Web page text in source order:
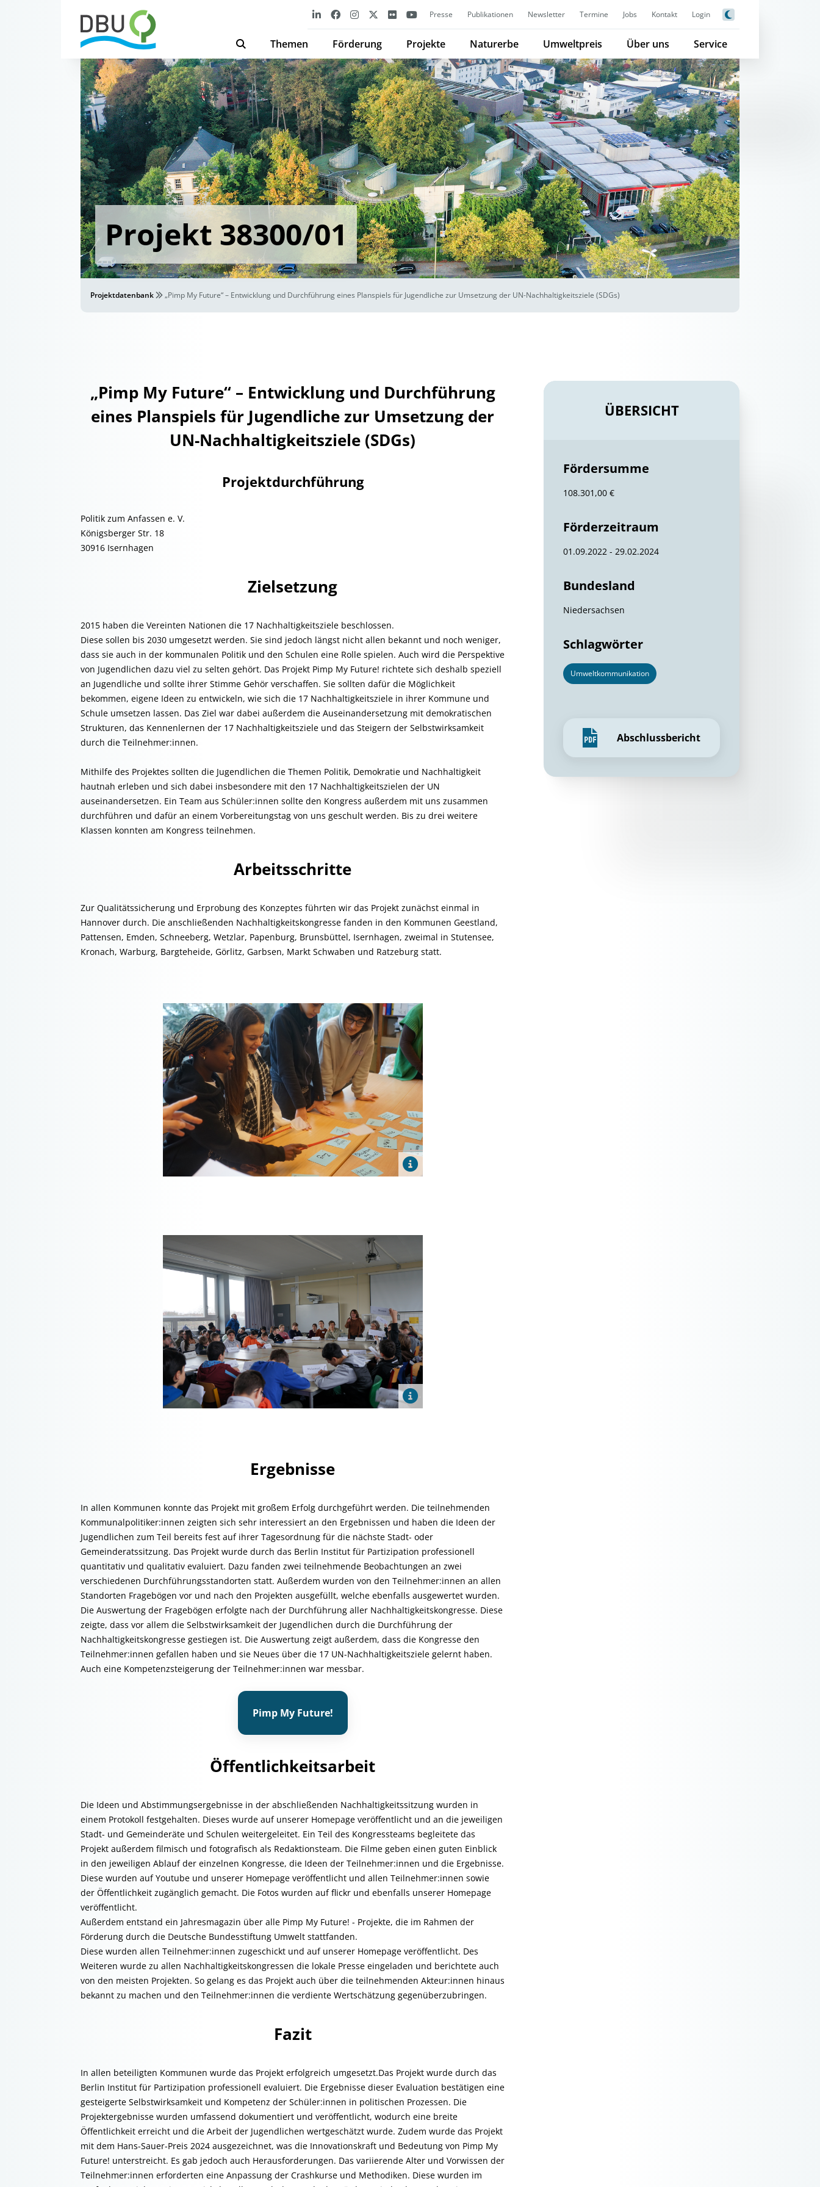
Presse Publikationen Newsletter Termine Jobs Kontakt Login
Themen Förderung Projekte Naturerbe Umweltpreis Über uns Service
Projekt 38300/01
Projektdatenbank „Pimp My Future“ – Entwicklung und Durchführung eines Planspiels für Jugendliche zur Umsetzung der UN-Nachhaltigkeitsziele (SDGs)
„Pimp My Future“ – Entwicklung und Durchführung
eines Planspiels für Jugendliche zur Umsetzung der
UN-Nachhaltigkeitsziele (SDGs)
Projektdurchführung
Politik zum Anfassen e. V.
Königsberger Str. 18
30916 Isernhagen
Zielsetzung
2015 haben die Vereinten Nationen die 17 Nachhaltigkeitsziele beschlossen.
Diese sollen bis 2030 umgesetzt werden. Sie sind jedoch längst nicht allen bekannt und noch weniger,
dass sie auch in der kommunalen Politik und den Schulen eine Rolle spielen. Auch wird die Perspektive
von Jugendlichen dazu viel zu selten gehört. Das Projekt Pimp My Future! richtete sich deshalb speziell
an Jugendliche und sollte ihrer Stimme Gehör verschaffen. Sie sollten dafür die Möglichkeit
bekommen, eigene Ideen zu entwickeln, wie sich die 17 Nachhaltigkeitsziele in ihrer Kommune und
Schule umsetzen lassen. Das Ziel war dabei außerdem die Auseinandersetzung mit demokratischen
Strukturen, das Kennenlernen der 17 Nachhaltigkeitsziele und das Steigern der Selbstwirksamkeit
durch die Teilnehmer:innen.
Mithilfe des Projektes sollten die Jugendlichen die Themen Politik, Demokratie und Nachhaltigkeit
hautnah erleben und sich dabei insbesondere mit den 17 Nachhaltigkeitszielen der UN
auseinandersetzen. Ein Team aus Schüler:innen sollte den Kongress außerdem mit uns zusammen
durchführen und dafür an einem Vorbereitungstag von uns geschult werden. Bis zu drei weitere
Klassen konnten am Kongress teilnehmen.
Arbeitsschritte
Zur Qualitätssicherung und Erprobung des Konzeptes führten wir das Projekt zunächst einmal in
Hannover durch. Die anschließenden Nachhaltigkeitskongresse fanden in den Kommunen Geestland,
Pattensen, Emden, Schneeberg, Wetzlar, Papenburg, Brunsbüttel, Isernhagen, zweimal in Stutensee,
Kronach, Warburg, Bargteheide, Görlitz, Garbsen, Markt Schwaben und Ratzeburg statt.
Ergebnisse
In allen Kommunen konnte das Projekt mit großem Erfolg durchgeführt werden. Die teilnehmenden
Kommunalpolitiker:innen zeigten sich sehr interessiert an den Ergebnissen und haben die Ideen der
Jugendlichen zum Teil bereits fest auf ihrer Tagesordnung für die nächste Stadt- oder
Gemeinderatssitzung. Das Projekt wurde durch das Berlin Institut für Partizipation professionell
quantitativ und qualitativ evaluiert. Dazu fanden zwei teilnehmende Beobachtungen an zwei
verschiedenen Durchführungsstandorten statt. Außerdem wurden von den Teilnehmer:innen an allen
Standorten Fragebögen vor und nach den Projekten ausgefüllt, welche ebenfalls ausgewertet wurden.
Die Auswertung der Fragebögen erfolgte nach der Durchführung aller Nachhaltigkeitskongresse. Diese
zeigte, dass vor allem die Selbstwirksamkeit der Jugendlichen durch die Durchführung der
Nachhaltigkeitskongresse gestiegen ist. Die Auswertung zeigt außerdem, dass die Kongresse den
Teilnehmer:innen gefallen haben und sie Neues über die 17 UN-Nachhaltigkeitsziele gelernt haben.
Auch eine Kompetenzsteigerung der Teilnehmer:innen war messbar.
Pimp My Future!
Öffentlichkeitsarbeit
Die Ideen und Abstimmungsergebnisse in der abschließenden Nachhaltigkeitssitzung wurden in
einem Protokoll festgehalten. Dieses wurde auf unserer Homepage veröffentlicht und an die jeweiligen
Stadt- und Gemeinderäte und Schulen weitergeleitet. Ein Teil des Kongressteams begleitete das
Projekt außerdem filmisch und fotografisch als Redaktionsteam. Die Filme geben einen guten Einblick
in den jeweiligen Ablauf der einzelnen Kongresse, die Ideen der Teilnehmer:innen und die Ergebnisse.
Diese wurden auf Youtube und unserer Homepage veröffentlicht und allen Teilnehmer:innen sowie
der Öffentlichkeit zugänglich gemacht. Die Fotos wurden auf flickr und ebenfalls unserer Homepage
veröffentlicht.
Außerdem entstand ein Jahresmagazin über alle Pimp My Future! - Projekte, die im Rahmen der
Förderung durch die Deutsche Bundesstiftung Umwelt stattfanden.
Diese wurden allen Teilnehmer:innen zugeschickt und auf unserer Homepage veröffentlicht. Des
Weiteren wurde zu allen Nachhaltigkeitskongressen die lokale Presse eingeladen und berichtete auch
von den meisten Projekten. So gelang es das Projekt auch über die teilnehmenden Akteur:innen hinaus
bekannt zu machen und den Teilnehmer:innen die verdiente Wertschätzung gegenüberzubringen.
Fazit
In allen beteiligten Kommunen wurde das Projekt erfolgreich umgesetzt.Das Projekt wurde durch das
Berlin Institut für Partizipation professionell evaluiert. Die Ergebnisse dieser Evaluation bestätigen eine
gesteigerte Selbstwirksamkeit und Kompetenz der Schüler:innen in politischen Prozessen. Die
Projektergebnisse wurden umfassend dokumentiert und veröffentlicht, wodurch eine breite
Öffentlichkeit erreicht und die Arbeit der Jugendlichen wertgeschätzt wurde. Zudem wurde das Projekt
mit dem Hans-Sauer-Preis 2024 ausgezeichnet, was die Innovationskraft und Bedeutung von Pimp My
Future! unterstreicht. Es gab jedoch auch Herausforderungen. Das variierende Alter und Vorwissen der
Teilnehmer:innen erforderten eine Anpassung der Crashkurse und Methodiken. Diese wurden im
ÜBERSICHT
Fördersumme
108.301,00 €
Förderzeitraum
01.09.2022 - 29.02.2024
Bundesland
Niedersachsen
Schlagwörter
Umweltkommunikation
Abschlussbericht